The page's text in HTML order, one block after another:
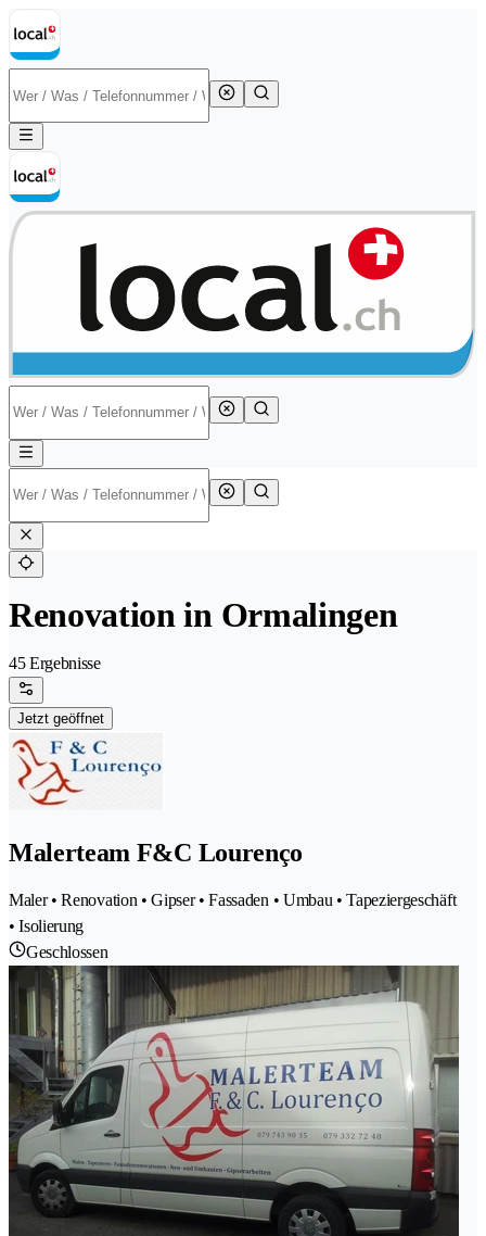
Renovation in Ormalingen
45 Ergebnisse
Jetzt geöffnet
Malerteam F&C Lourenço
Maler • Renovation • Gipser • Fassaden • Umbau • Tapeziergeschäft
• Isolierung
Geschlossen